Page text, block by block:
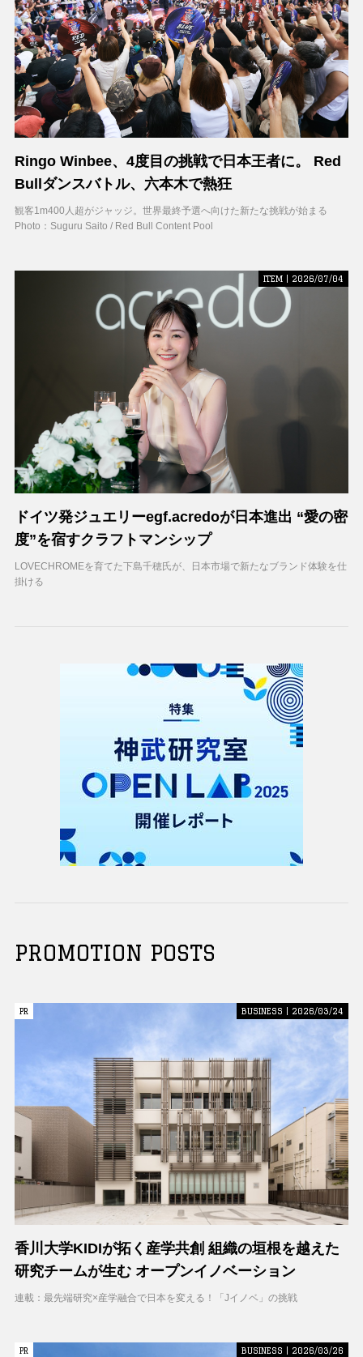
Ringo Winbee、4度目の挑戦で日本王者に。 Red
Bullダンスバトル、六本木で熱狂
観客1m400人超がジャッジ。世界最終予選へ向けた新たな挑戦が始まる
Photo：Suguru Saito / Red Bull Content Pool
ITEM | 2026/07/04
ドイツ発ジュエリーegf.acredoが日本進出 “愛の密
度”を宿すクラフトマンシップ
LOVECHROMEを育てた下島千穂氏が、日本市場で新たなブランド体験を仕
掛ける
PROMOTION POSTS
PR
PR BUSINESS | 2026/03/24
香川大学KIDIが拓く産学共創 組織の垣根を越えた
研究チームが生む オープンイノベーション
連載：最先端研究×産学融合で日本を変える！「Jイノベ」の挑戦
PR
PR BUSINESS | 2026/03/26